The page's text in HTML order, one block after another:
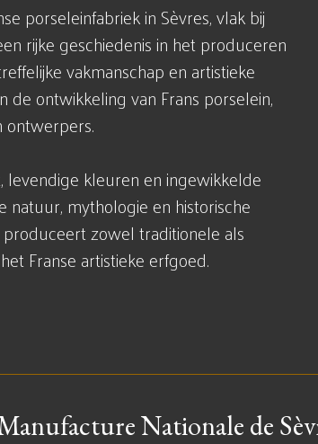
porseleinfabriek in Sèvres, vlak bij
rijke geschiedenis in het produceren
vakmanschap en artistieke
ontwikkeling van Frans porselein,
ontwerpers.
kleuren en ingewikkelde
natuur, mythologie en historische
zowel traditionele als
Franse artistieke erfgoed.
Nationale de